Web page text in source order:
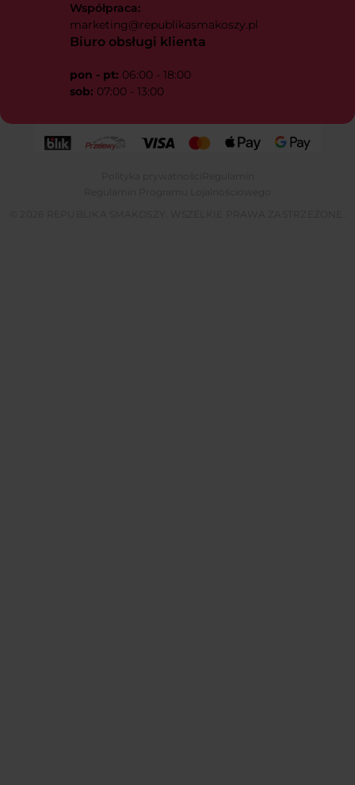
Współpraca:
marketing@republikasmakoszy.pl
Biuro obsługi klienta
pon - pt: 06:00 - 18:00
sob: 07:00 - 13:00